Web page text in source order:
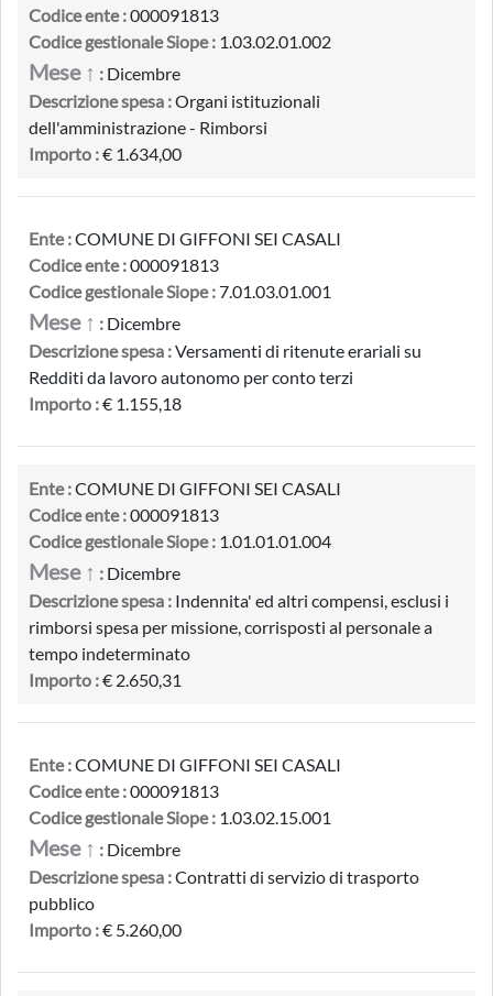
Codice ente :000091813
Codice gestionale Siope : 1.03.02.01.002
Mese ↑ : Dicembre
Descrizione spesa :Organi istituzionali
dell'amministrazione - Rimborsi
Importo :€ 1.634,00
Ente :COMUNE DI GIFFONI SEI CASALI
Codice ente :000091813
Codice gestionale Siope :7.01.03.01.001
Mese ↑ : Dicembre
Descrizione spesa :Versamenti di ritenute erariali su
Redditi da lavoro autonomo per conto terzi
Importo :€ 1.155,18
Ente :COMUNE DI GIFFONI SEI CASALI
Codice ente :000091813
Codice gestionale Siope : 1.01.01.01.004
Mese ↑ : Dicembre
Descrizione spesa : Indennita' ed altri compensi, esclusi i
rimborsi spesa per missione, corrisposti al personale a
tempo indeterminato
Importo :€ 2.650,31
Ente :COMUNE DI GIFFONI SEI CASALI
Codice ente :000091813
Codice gestionale Siope : 1.03.02.15.001
Mese ↑ : Dicembre
Descrizione spesa :Contratti di servizio di trasporto
pubblico
Importo :€ 5.260,00